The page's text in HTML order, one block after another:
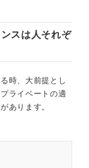
スは人それぞ
時、大前提とし
ライベートの適
あります。
させている？